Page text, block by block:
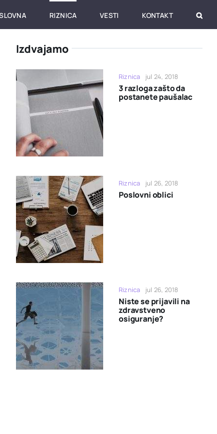
RIZNICA VESTI KONTAKT
Izdvajamo
Riznica jul 24, 2018
3 razloga zašto da
postanete paušalac
Riznica jul 26, 2018
Poslovni oblici
Riznica jul 26, 2018
Niste se prijavili na
zdravstveno
osiguranje?